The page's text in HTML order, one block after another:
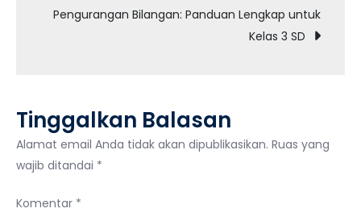
3
pos
Pengurangan Bilangan: Panduan Lengkap untuk
Kelas 3 SD
Tinggalkan Balasan
Alamat email Anda tidak akan dipublikasikan. Ruas yang
wajib ditandai *
Komentar *